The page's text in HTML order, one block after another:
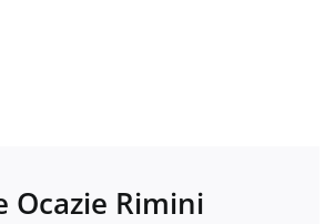
Ocazie Rimini